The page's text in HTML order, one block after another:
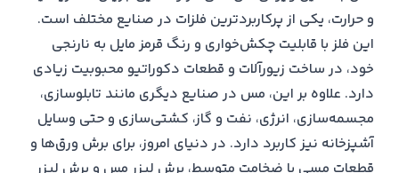
و حرارت، یکی از پرکاربردترین فلزات در صنایع مختلف است.
این فلز با قابلیت چکش‌خواری و رنگ قرمز مایل به نارنجی
خود، در ساخت زیورآلات و قطعات دکوراتیو محبوبیت زیادی
دارد. علاوه بر این، مس در صنایع دیگری مانند تابلوسازی،
مجسمه‌سازی، انرژی، نفت و گاز، کشتی‌سازی و حتی وسایل
آشپزخانه نیز کاربرد دارد. در دنیای امروز، برای برش ورق‌ها و